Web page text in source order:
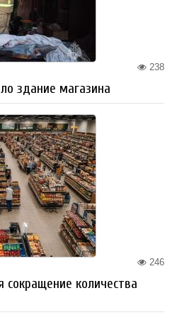
238
здание магазина
246
сокращение количества